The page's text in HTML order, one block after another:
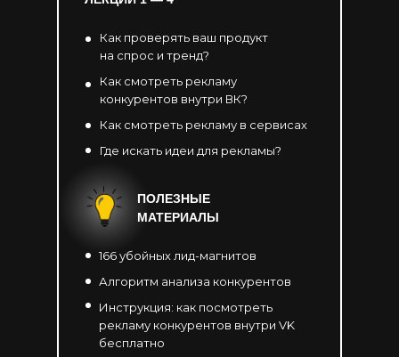
ПОЛЕЗНЫЕ
МАТЕРИАЛЫ
Как проверять ваш продукт
на спрос и тренд?
Как смотреть рекламу
конкурентов внутри ВК?
Алгоритм анализа конкурентов
166 убойных лид-магнитов
Как смотреть рекламу в сервисах
Инструкция: как посмотреть
рекламу конкурентов внутри VK
бесплатно
Где искать идеи для рекламы?